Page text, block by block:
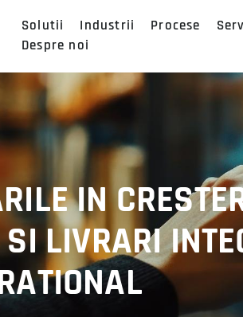
Solutii Industrii Procese
Despre noi
IN
LIVRARI